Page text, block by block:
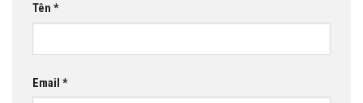
Tên *
Email *